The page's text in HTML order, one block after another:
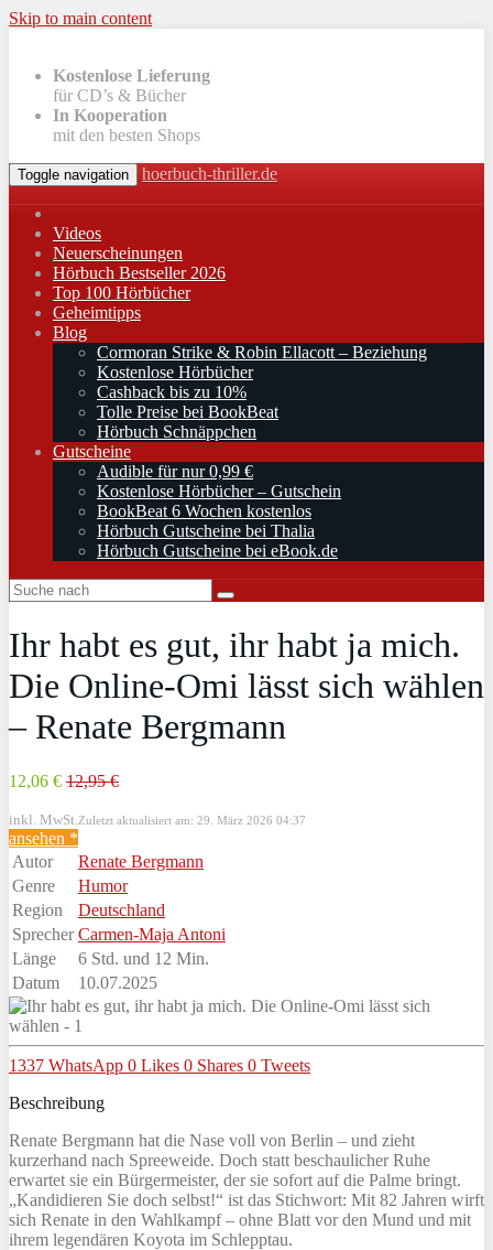
Skip to main content
Kostenlose Lieferung
für CD’s & Bücher
In Kooperation
mit den besten Shops
Toggle navigation hoerbuch-thriller.de
Videos
Neuerscheinungen
Hörbuch Bestseller 2026
Top 100 Hörbücher
Geheimtipps
Blog
Cormoran Strike & Robin Ellacott – Beziehung
Kostenlose Hörbücher
Cashback bis zu 10%
Tolle Preise bei BookBeat
Hörbuch Schnäppchen
Gutscheine
Audible für nur 0,99 €
Kostenlose Hörbücher – Gutschein
BookBeat 6 Wochen kostenlos
Hörbuch Gutscheine bei Thalia
Hörbuch Gutscheine bei eBook.de
Ihr habt es gut, ihr habt ja mich.
Die Online-Omi lässt sich wählen
– Renate Bergmann
12,06 € 12,95 €
inkl. MwSt. Zuletzt aktualisiert am: 29. März 2026 04:37
ansehen *
Autor
Renate Bergmann
Genre
Humor
Region
Deutschland
Sprecher Carmen-Maja Antoni
Länge
6 Std. und 12 Min.
Datum
10.07.2025
1337 WhatsApp 0 Likes 0 Shares 0 Tweets
Beschreibung
Renate Bergmann hat die Nase voll von Berlin – und zieht
kurzerhand nach Spreeweide. Doch statt beschaulicher Ruhe
erwartet sie ein Bürgermeister, der sie sofort auf die Palme bringt.
„Kandidieren Sie doch selbst!“ ist das Stichwort: Mit 82 Jahren wirft
sich Renate in den Wahlkampf – ohne Blatt vor den Mund und mit
ihrem legendären Koyota im Schlepptau.